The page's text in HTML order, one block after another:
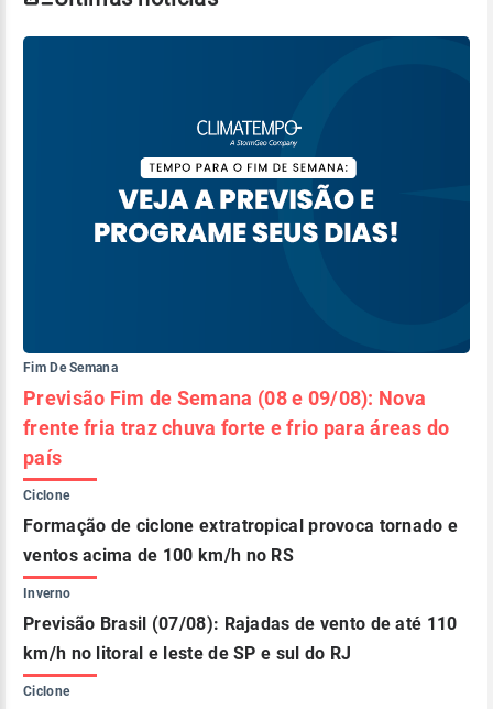
Fim De Semana
Previsão Fim de Semana (08 e 09/08): Nova
frente fria traz chuva forte e frio para áreas do
país
Ciclone
Formação de ciclone extratropical provoca tornado e
ventos acima de 100 km/h no RS
Inverno
Previsão Brasil (07/08): Rajadas de vento de até 110
km/h no litoral e leste de SP e sul do RJ
Ciclone